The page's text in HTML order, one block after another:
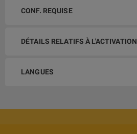
CONF. REQUISE
DÉTAILS RELATIFS À L'ACTIVATION
LANGUES